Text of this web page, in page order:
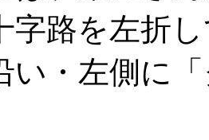
路を左折し
い・左側に